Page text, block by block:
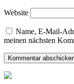
Website
Name, E-Mail-
meinen nächsten